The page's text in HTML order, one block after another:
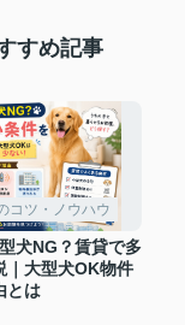
すめ記事
コツ・ノウハウ
犬NG？賃貸で多
｜大型犬OK物件
とは